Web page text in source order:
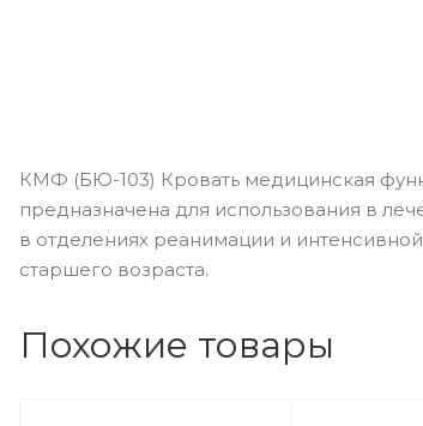
КМФ (БЮ-103) Кровать медицинская
предназначена для использования в
в отделениях реанимации и
старшего возраста.
Похожие товары